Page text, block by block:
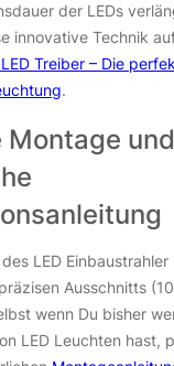
der LEDs
innovative Technik
Treiber – Die
.
Montage und
LED
Ausschnitts
wenn Du bisher
LED Leuchten hast,